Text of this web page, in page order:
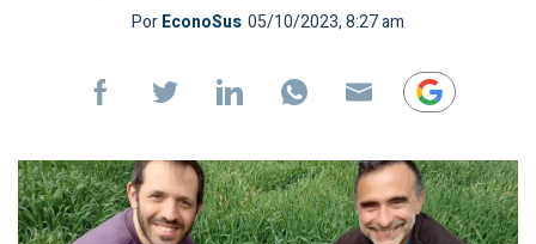
PorEconoSus 05/10/2023, 8:27 am